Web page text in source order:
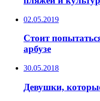
02.05.2019
Стоит
арбузе
30.05.2018
Девушки,